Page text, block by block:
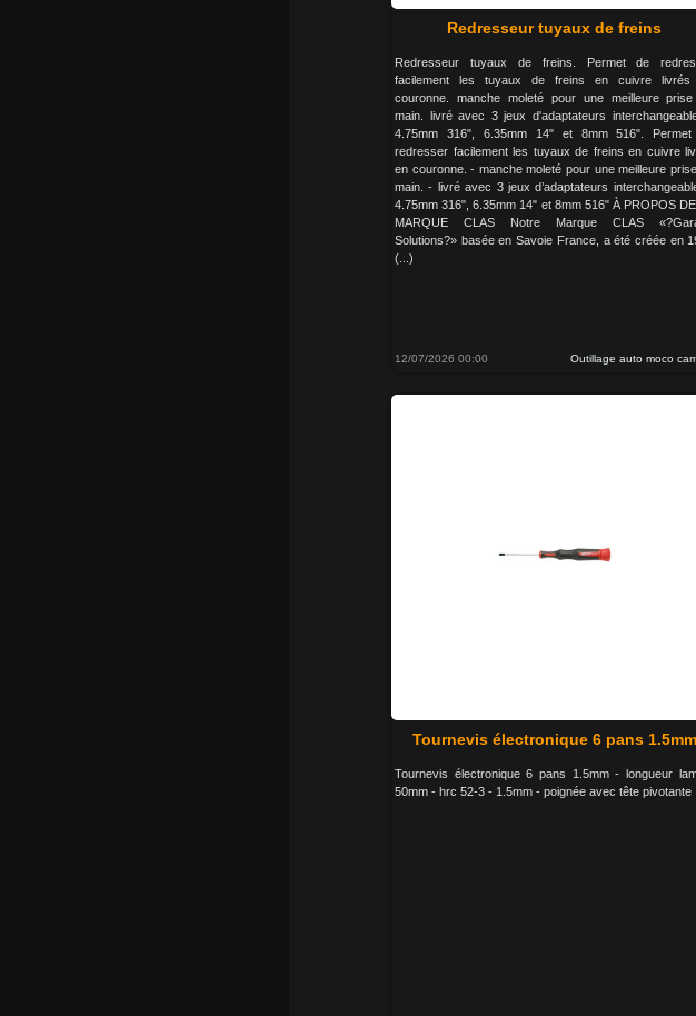
Redresseur tuyaux de freins
Redresseur tuyaux de freins. Permet de
facilement les tuyaux de freins en cuivre livrés
couronne. manche moleté pour une meilleure
main. livré avec 3 jeux d'adaptateurs
4.75mm 316", 6.35mm 14" et 8mm 516".
redresser facilement les tuyaux de freins en cuivre
en couronne. - manche moleté pour une meilleure
main. - livré avec 3 jeux d’adaptateurs
4.75mm 316", 6.35mm 14" et 8mm 516" À PROPOS
MARQUE CLAS Notre Marque CLAS
Solutions?» basée en Savoie France, a été créée en
(...)
12/07/2026 00:00 Outillage auto moco
Tournevis électronique 6 pans 1.5mm
Tournevis électronique 6 pans 1.5mm - longueur
50mm - hrc 52-3 - 1.5mm - poignée avec tête pivotante